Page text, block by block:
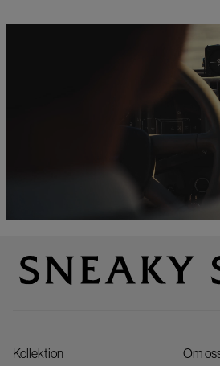
Kollektion Om